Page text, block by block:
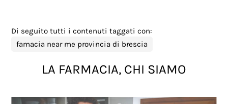
Di seguito tutti i contenuti taggati con:
famacia near me provincia di brescia
LA FARMACIA, CHI SIAMO